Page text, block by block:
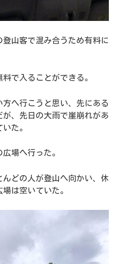
山客で混み合うため有料に
で入ることができる。
へ行こうと思い、先にある
、先日の大雨で崖崩れがあ
た。
場へ行った。
どの人が登山へ向かい、休
は空いていた。